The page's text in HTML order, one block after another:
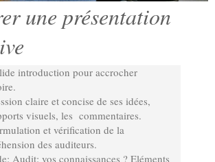
une présentation
introduction pour accrocher
claire et concise de ses idées,
visuels, les commentaires.
et vérification de la
des auditeurs.
Audit: vos connaissances ? Eléments